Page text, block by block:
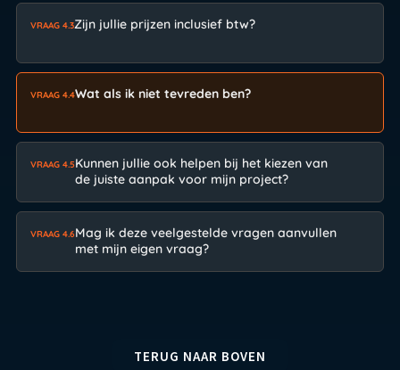
VRAAG 4.3Zijn jullie prijzen inclusief btw?
VRAAG 4.4Wat als ik niet tevreden ben?
VRAAG 4.5Kunnen jullie ook helpen bij het kiezen van
de juiste aanpak voor mijn project?
VRAAG 4.6Mag ik deze veelgestelde vragen aanvullen
met mijn eigen vraag?
TERUG NAAR BOVEN